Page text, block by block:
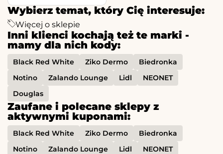
Wybierz temat, który Cię interesuje:
Więcej o sklepie
Inni klienci kochają też te marki -
mamy dla nich kody:
Black Red White Ziko Dermo
Biedronka
Notino
Zalando Lounge Lidl
NEONET
Douglas
Zaufane i polecane sklepy z
aktywnymi kuponami:
Black Red White Ziko Dermo
Biedronka
Notino
Zalando Lounge Lidl
NEONET